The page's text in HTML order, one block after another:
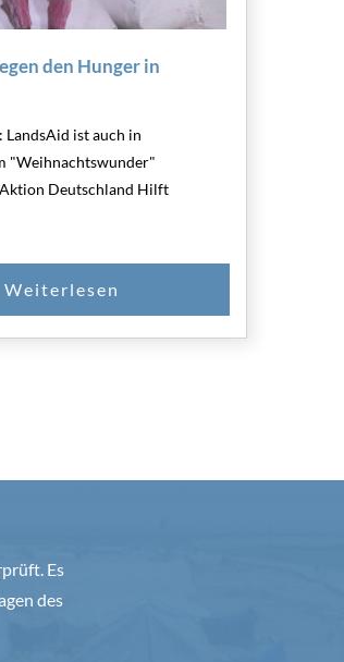
den Hunger in
LandsAid ist auch in
"Weihnachtswunder"
Deutschland Hilft
Es
des